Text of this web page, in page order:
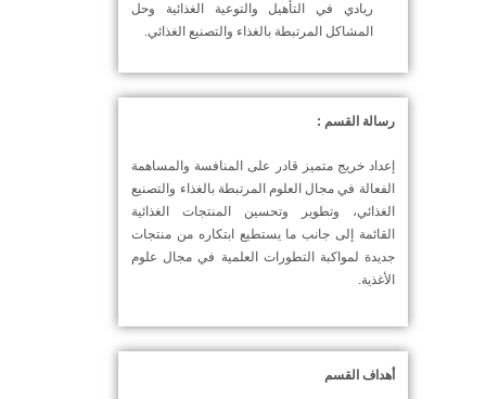
ريادي في التأهيل والتوعية الغذائية وحل
المشاكل المرتبطة بالغذاء والتصنيع الغذائي.
رسالة القسم :
إعداد خريج متميز قادر على المنافسة والمساهمة
الفعالة في مجال العلوم المرتبطة بالغذاء والتصنيع
الغذائي، وتطوير وتحسين المنتجات الغذائية
القائمة إلى جانب ما يستطيع ابتكاره من منتجات
جديدة لمواكبة التطورات العلمية في مجال علوم
الأغذية.
أهداف القسم